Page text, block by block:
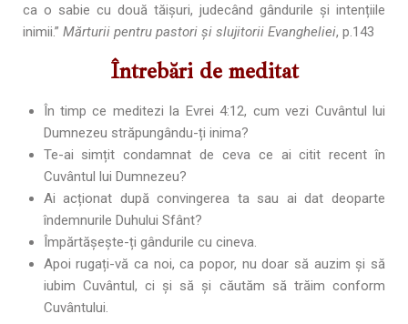
ca o sabie cu două tăișuri, judecând gândurile și intențiile
inimii.” Mărturii pentru pastori și slujitorii Evangheliei, p.143
Întrebări de meditat
În timp ce meditezi la Evrei 4:12, cum vezi Cuvântul lui
Dumnezeu străpungându-ți inima?
Te-ai simțit condamnat de ceva ce ai citit recent în
Cuvântul lui Dumnezeu?
Ai acționat după convingerea ta sau ai dat deoparte
îndemnurile Duhului Sfânt?
Împărtășește-ți gândurile cu cineva.
Apoi rugați-vă ca noi, ca popor, nu doar să auzim și să
iubim Cuvântul, ci și să și căutăm să trăim conform
Cuvântului.